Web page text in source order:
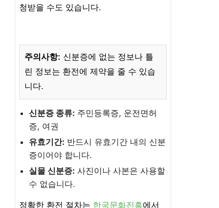
청받을 수도 있습니다.
주의사항: 신분증에 없는 정보나 틀
린 정보는 환전에 제약을 줄 수 있습
니다.
신분증 종류: 주민등록증, 운전면허
증, 여권
유효기간: 반드시 유효기간 내의 신분
증이어야 합니다.
실물 신분증: 사진이나 사본은 사용할
수 없습니다.
정확한 환전 절차는 한국문화진흥에서